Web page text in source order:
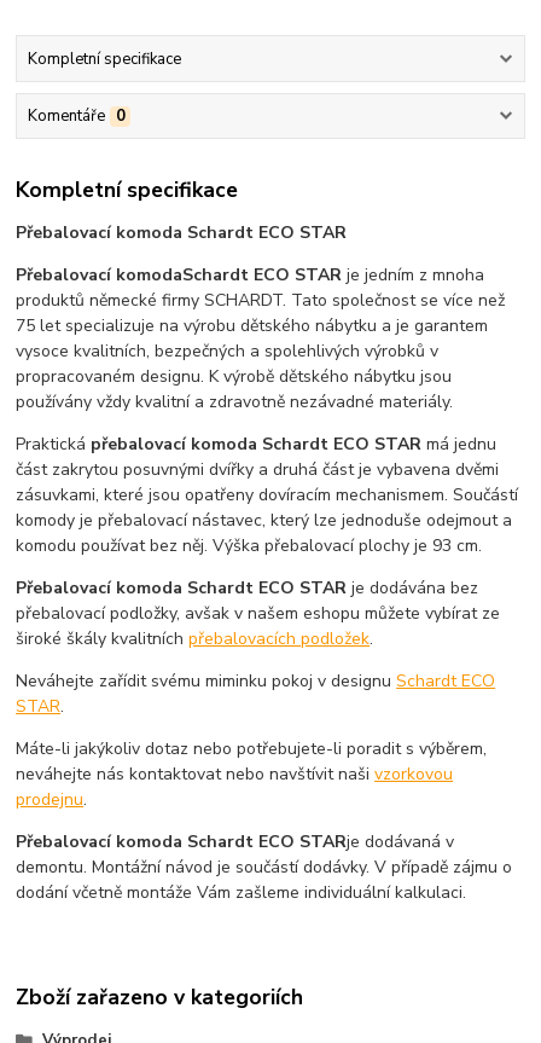
Kompletní specifikace
Komentáře 0
Kompletní specifikace
Přebalovací komoda Schardt ECO STAR
Přebalovací komodaSchardt ECO STARje jedním z mnoha
produktů německé firmy SCHARDT. Tato společnost se více než
75 let specializuje na výrobu dětského nábytku a je garantem
vysoce kvalitních, bezpečných a spolehlivých výrobků v
propracovaném designu. K výrobě dětského nábytku jsou
používány vždy kvalitní a zdravotně nezávadné materiály.
Praktická přebalovací komoda Schardt ECO STAR má jednu
část zakrytou posuvnými dvířky a druhá část je vybavena dvěmi
zásuvkami, které jsou opatřeny dovíracím mechanismem. Součástí
komody je přebalovací nástavec, který lze jednoduše odejmout a
komodu používat bez něj. Výška přebalovací plochy je 93 cm.
Přebalovací komoda Schardt ECO STAR je dodávána bez
přebalovací podložky, avšak v našem eshopu můžete vybírat ze
široké škály kvalitníchpřebalovacích podložek.
Neváhejte zařídit svému miminku pokoj v designuSchardt ECO
STAR.
Máte-li jakýkoliv dotaz nebo potřebujete-li poradit s výběrem,
neváhejte nás kontaktovat nebo navštívit našivzorkovou
prodejnu.
Přebalovací komoda Schardt ECO STARje dodávaná v
demontu. Montážní návod je součástí dodávky. V případě zájmu o
dodání včetně montáže Vám zašleme individuální kalkulaci.
Zboží zařazeno v kategoriích